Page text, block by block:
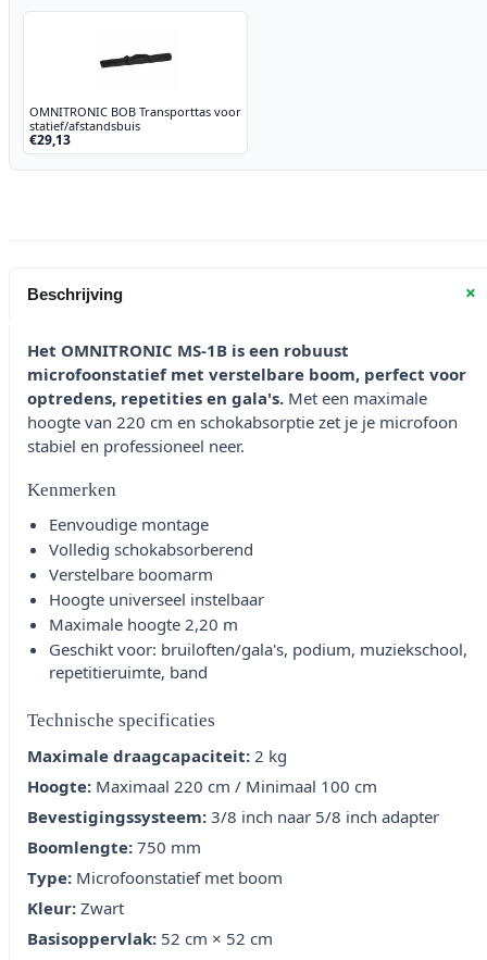
OMNITRONIC BOB Transporttas voor
statief/afstandsbuis
€29,13
Beschrijving +
Het OMNITRONIC MS-1B is een robuust
microfoonstatief met verstelbare boom, perfect voor
optredens, repetities en gala's. Met een maximale
hoogte van 220 cm en schokabsorptie zet je je microfoon
stabiel en professioneel neer.
Kenmerken
Eenvoudige montage
Volledig schokabsorberend
Verstelbare boomarm
Hoogte universeel instelbaar
Maximale hoogte 2,20 m
Geschikt voor: bruiloften/gala's, podium, muziekschool,
repetitieruimte, band
Technische specificaties
Maximale draagcapaciteit: 2 kg
Hoogte: Maximaal 220 cm / Minimaal 100 cm
Bevestigingssysteem: 3/8 inch naar 5/8 inch adapter
Boomlengte: 750 mm
Type: Microfoonstatief met boom
Kleur: Zwart
Basisoppervlak: 52 cm × 52 cm